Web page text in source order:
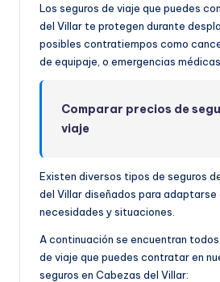
Los seguros de viaje que puedes
del Villar te protegen durante
posibles contratiempos como
de equipaje, o emergencias médicas.
Comparar precios de
viaje
Existen diversos tipos de seguros
del Villar diseñados para
necesidades y situaciones.
A continuación se encuentran
de viaje que puedes contratar en
seguros en Cabezas del Villar: